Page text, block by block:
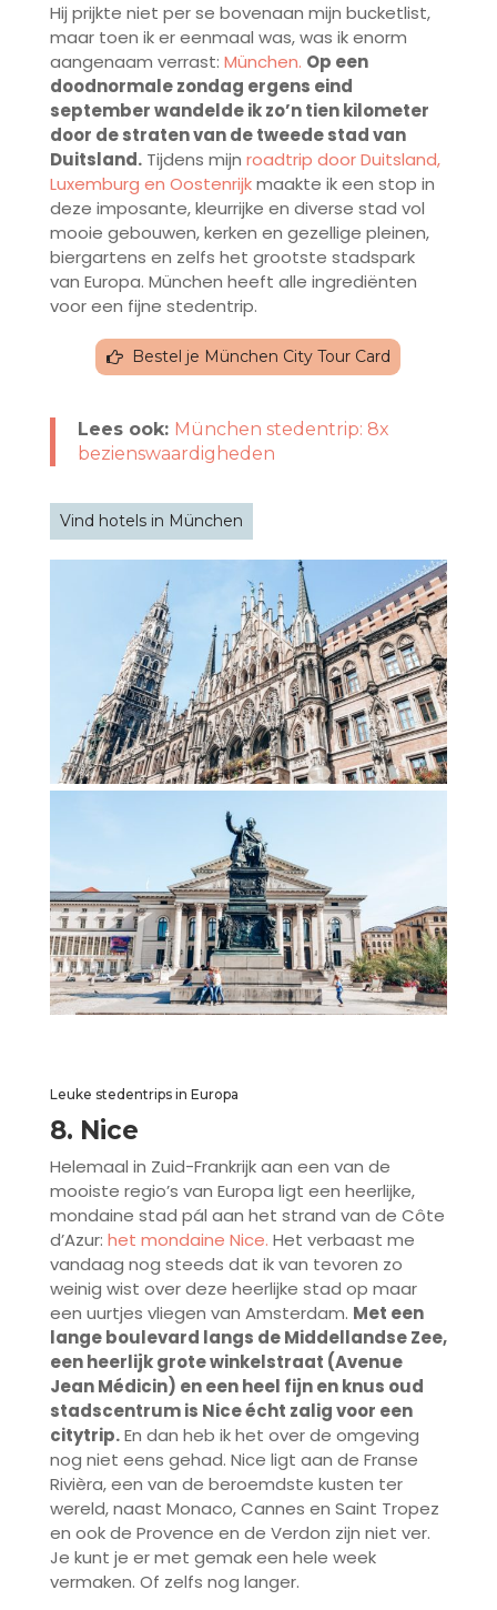
Hij prijkte niet per se bovenaan mijn bucketlist,
maar toen ik er eenmaal was, was ik enorm
aangenaam verrast: München. Op een
doodnormale zondag ergens eind
september wandelde ik zo’n tien kilometer
door de straten van de tweede stad van
Duitsland.Tijdens mijn roadtrip door Duitsland,
Luxemburg en Oostenrijk maakte ik een stop in
deze imposante, kleurrijke en diverse stad vol
mooie gebouwen, kerken en gezellige pleinen,
biergartens en zelfs het grootste stadspark
van Europa. München heeft alle ingrediënten
voor een fijne stedentrip.
Bestel je München City Tour Card
Lees ook: München stedentrip: 8x
bezienswaardigheden
Vind hotels in München
Leuke stedentrips in Europa
8. Nice
Helemaal in Zuid-Frankrijk aan een van de
mooiste regio’s van Europa ligt een heerlijke,
mondaine stad pál aan het strand van de Côte
d’Azur: het mondaine Nice. Het verbaast me
vandaag nog steeds dat ik van tevoren zo
weinig wist over deze heerlijke stad op maar
een uurtjes vliegen van Amsterdam. Met een
lange boulevard langs de Middellandse Zee,
een heerlijk grote winkelstraat (Avenue
Jean Médicin) en een heel fijn en knus oud
stadscentrum is Nice écht zalig voor een
citytrip.En dan heb ik het over de omgeving
nog niet eens gehad. Nice ligt aan de Franse
Rivièra, een van de beroemdste kusten ter
wereld, naast Monaco, Cannes en Saint Tropez
en ook de Provence en de Verdon zijn niet ver.
Je kunt je er met gemak een hele week
vermaken. Of zelfs nog langer.